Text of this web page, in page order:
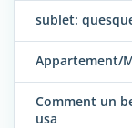
sublet:
Appartement/
Comment un
usa